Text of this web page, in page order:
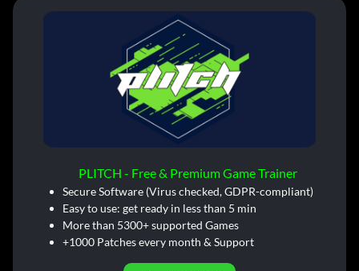
PLITCH - Free & Premium Game Trainer
Secure Software (Virus checked, GDPR-compliant)
Easy to use: get ready in less than 5 min
More than 5300+ supported Games
+1000 Patches every month & Support